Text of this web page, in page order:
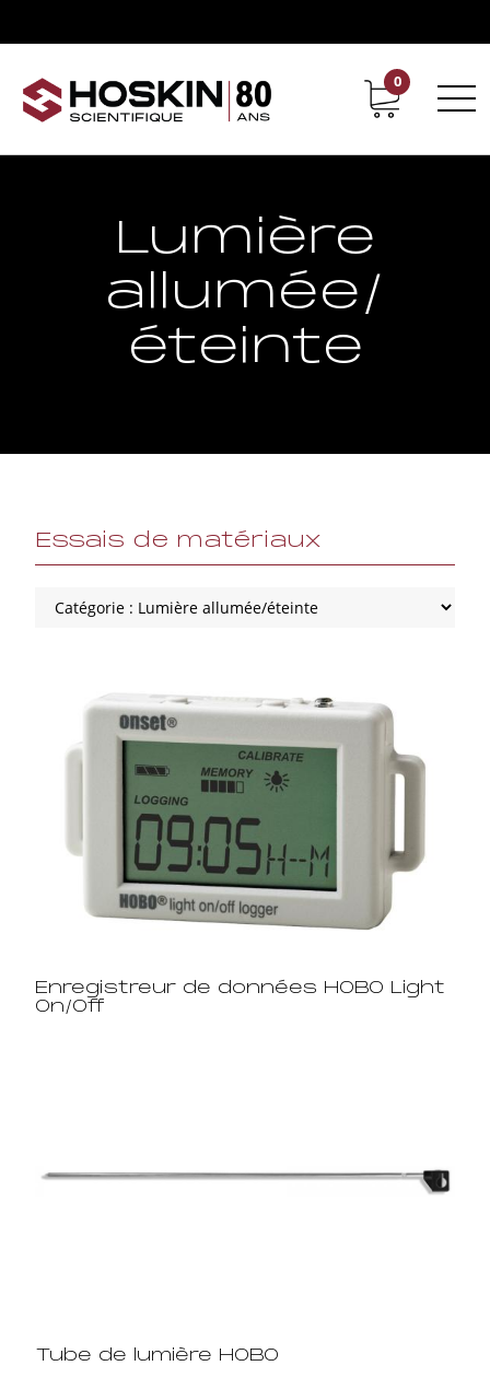
Support Carrières chez Hoskin
0
Lumière
allumée/
éteinte
Essais de matériaux
Enregistreur de données HOBO Light
On/Off
Tube de lumière HOBO